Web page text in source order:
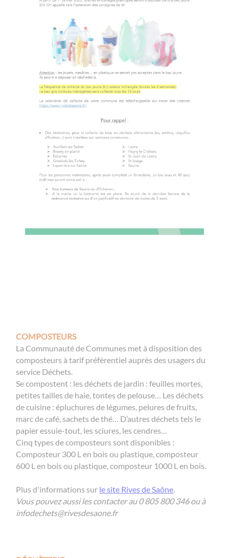
COMPOSTEURS
La Communauté de Communes met à disposition des
composteurs à tarif préférentiel auprès des usagers du
service Déchets.
Se compostent : les déchets de jardin : feuilles mortes,
petites tailles de haie, tontes de pelouse… Les déchets
de cuisine : épluchures de légumes, pelures de fruits,
marc de café, sachets de thé… D’autres déchets tels le
papier essuie-tout, les sciures, les cendres…
Cinq types de composteurs sont disponibles :
Composteur 300 L en bois ou plastique, composteur
600 L en bois ou plastique, composteur 1000 L en bois.
Plus d'informations sur le site Rives de Saône
Vous pouvez aussi les contacter au 0 805 800 346 ou à
infodechets@rivesdesaone.fr